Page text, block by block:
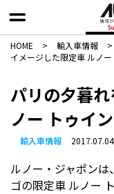
HOME > 輸入車情報 >
イメージした限定車 ルノ
パリの夕暮
ノー トゥイ
輸入車情報 2017.07.04
ルノー・ジャポン
ゴの限定車 ルノー